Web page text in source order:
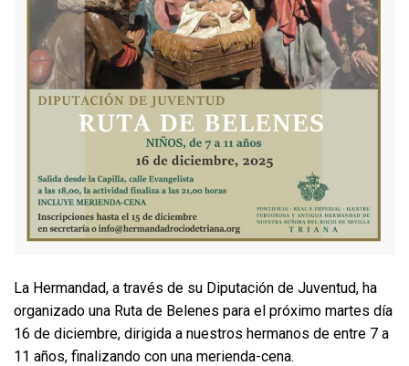
La Hermandad, a través de su Diputación de Juventud, ha
organizado una Ruta de Belenes para el próximo martes día
16 de diciembre, dirigida a nuestros hermanos de entre 7 a
11 años, finalizando con una merienda-cena.